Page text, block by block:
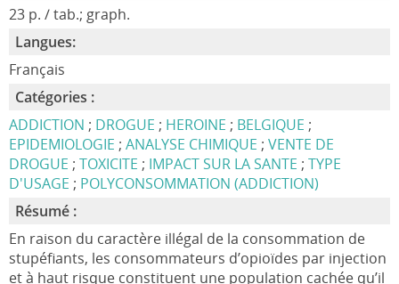
23 p. / tab.; graph.
Langues:
Français
Catégories :
ADDICTION ; DROGUE ; HEROINE ; BELGIQUE ;
EPIDEMIOLOGIE ; ANALYSE CHIMIQUE ; VENTE DE
DROGUE ; TOXICITE ; IMPACT SUR LA SANTE ; TYPE
D'USAGE ; POLYCONSOMMATION (ADDICTION)
Résumé :
En raison du caractère illégal de la consommation de
stupéfiants, les consommateurs d’opioïdes par injection
et à haut risque constituent une population cachée qu’il